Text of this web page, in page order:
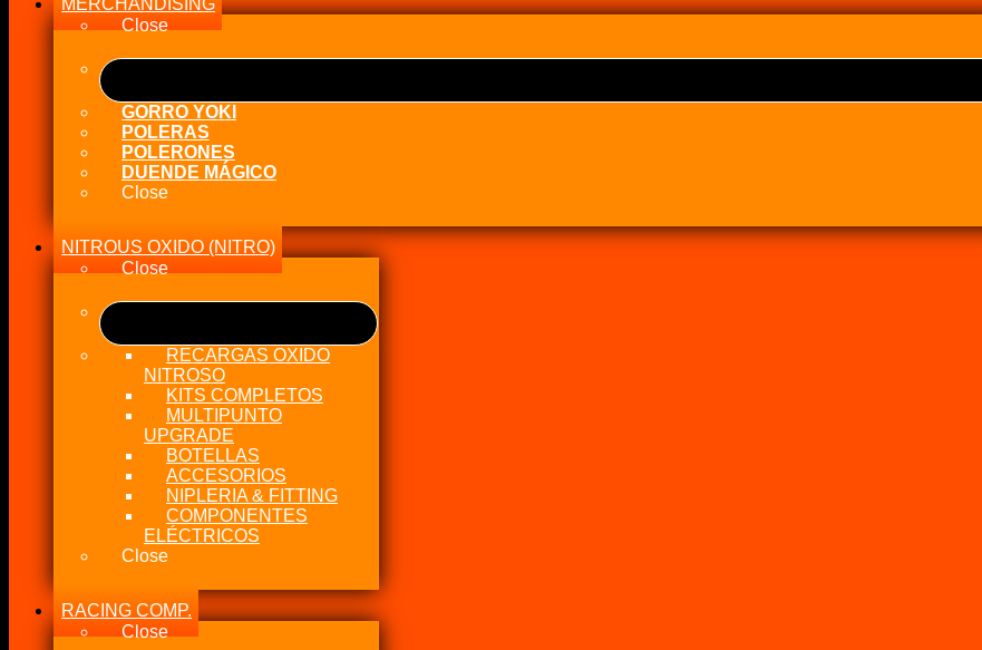
1/6
V8
cantidad
Close
GORRO YOKI
POLERAS
POLERONES
DUENDE MÁGICO
Close
NITROUS OXIDO (NITRO)
Close
RECARGAS OXIDO
NITROSO
KITS COMPLETOS
MULTIPUNTO
UPGRADE
BOTELLAS
ACCESORIOS
NIPLERIA & FITTING
COMPONENTES
ELÉCTRICOS
Close
RACING COMP.
Close